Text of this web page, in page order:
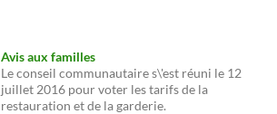
Avis aux familles
Le conseil communautaire s\'est réuni le 12
juillet 2016 pour voter les tarifs de la
restauration et de la garderie.